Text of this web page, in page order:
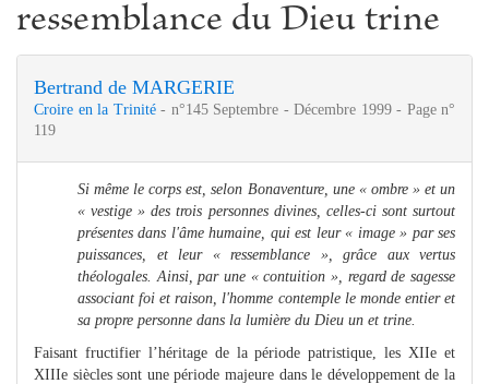
ressemblance du Dieu trine
Bertrand de MARGERIE
Croire en la Trinité - n°145 Septembre - Décembre 1999 - Page n°
119
Si même le corps est, selon Bonaventure, une « ombre » et un
« vestige » des trois personnes divines, celles-ci sont surtout
présentes dans l'âme humaine, qui est leur « image » par ses
puissances, et leur « ressemblance », grâce aux vertus
théologales. Ainsi, par une « contuition », regard de sagesse
associant foi et raison, l'homme contemple le monde entier et
sa propre personne dans la lumière du Dieu un et trine.
Faisant fructifier l’héritage de la période patristique, les XIIe et
XIIIe siècles sont une période majeure dans le développement de la